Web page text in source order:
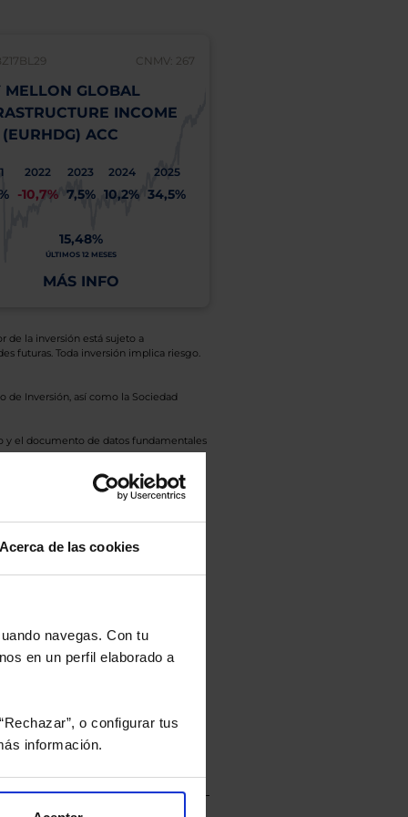
de las cookies
navegas. Con tu
en un perfil elaborado a
o configurar tus
información.
CNMV: 267
MELLON GLOBAL
INCOME
ACC
2022
-10,7%
2023
7,5%
2024
10,2%
2025
34,5%
15,48%
ÚLTIMOS 12 MESES
MÁS INFO
de la inversión está sujeto a
futuras. Toda inversión implica riesgo.
de Inversión, así como la Sociedad
y el documento de datos fundamentales
de Valor Liquidativo de la sesión